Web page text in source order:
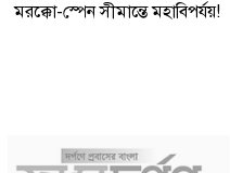
মরক্কো-স্পেন সীমান্তে মহাবিপর্যয়!